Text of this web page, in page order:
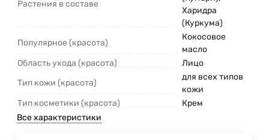
Растения в составе
Харидра
(Куркума)
Популярное (красота)
Кокосовое
масло
Область ухода (красота)
Лицо
Тип кожи (красота)
для всех типов
кожи
Тип косметики (красота)
Крем
Все характеристики